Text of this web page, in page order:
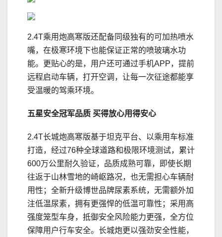
2.4T乘用炮高寒版还配备同级独有的可加热喷水
嘴，在极寒环境下也能保证正常的喷玻璃水功
能。更贴心的是，用户还可通过手机APP，提前
远程启动车辆，打开空调，让每一次征途都能享
受温暖的驾乘环境。
五星安全冠军品质 买得放心用得安心
2.4T长城炮高寒版基于坦克平台、以乘用车标准
打造，经过76种全球道路和极限环境测试，累计
600万公里耐久验证，品质成熟可靠，即使长期
往返于山林雪地的崎岖路况，也无需担心车辆耐
用性；全新升级博世品牌尿素系统，无需额外加
注低温尿素，拥有更强悍的低温可靠性；采用高
强度笼型车身，抵御安全风险能力更强，全方位
保障用户行车安全。长城炮更以强劲安全性能，